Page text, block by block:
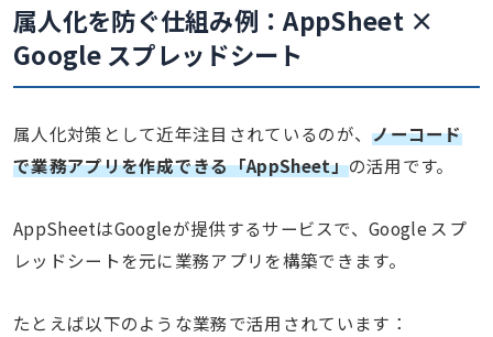
属人化を防ぐ仕組み例：AppSheet ×
Google スプレッドシート
属人化対策として近年注目されているのが、ノーコード
で業務アプリを作成できる「AppSheet」の活用です。
AppSheetはGoogleが提供するサービスで、Google スプ
レッドシートを元に業務アプリを構築できます。
たとえば以下のような業務で活用されています：